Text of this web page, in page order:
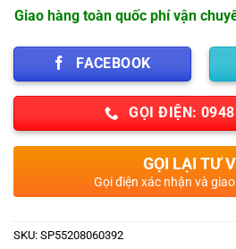
Giao hàng toàn quốc phí vận
FACEBOOK
GỌI ĐIỆN:
GỌI LẠI TƯ
Gọi điện xác nhận và
SKU: SP55208060392